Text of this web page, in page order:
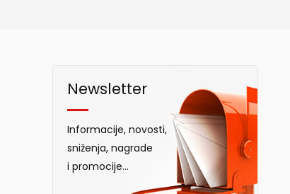
Newsletter
Informacije, novosti,
sniženja, nagrade
i promocije...